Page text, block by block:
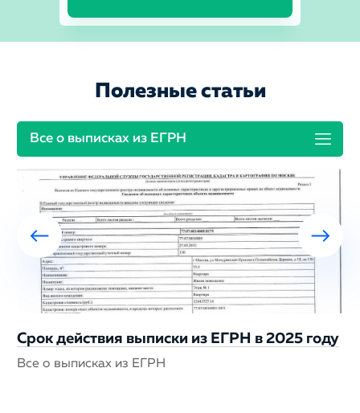
Полезные статьи
Все о выписках из ЕГРН
Срок действия выписки из ЕГРН в 2025 году
Все о выписках из ЕГРН